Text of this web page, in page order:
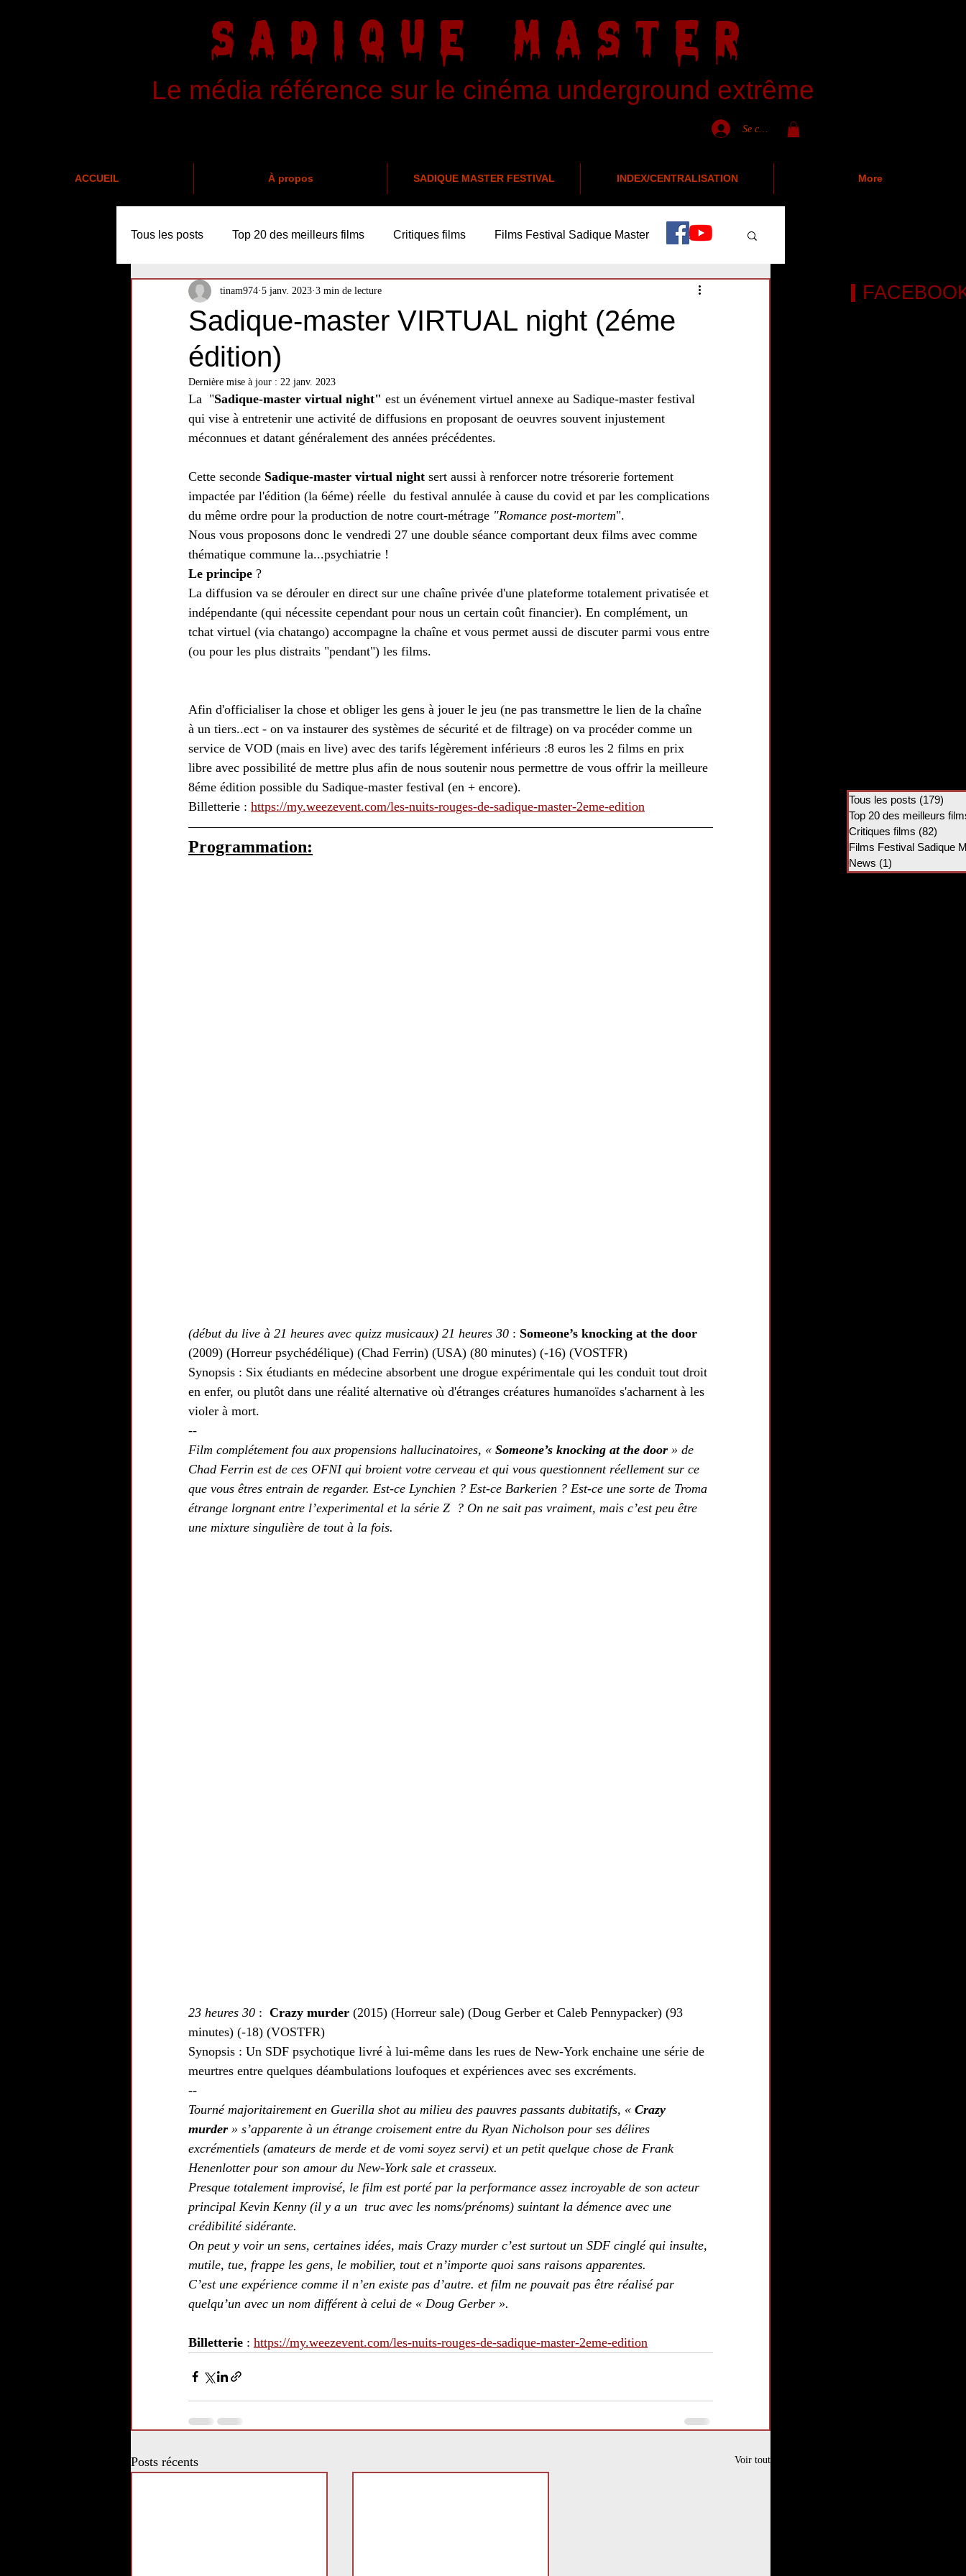
SADIQUE MASTER
Le média référence sur le cinéma underground extrême
Se connecter
ACCUEIL À propos SADIQUE MASTER FESTIVAL INDEX/CENTRALISATION More
Tous les posts Top 20 des meilleurs films Critiques films Films Festival Sadique Master News
Sadique-master VIRTUAL night (2éme
édition)
tinam974 5 janv. 2023 3 min de lecture
Dernière mise à jour : 22 janv. 2023
La  "Sadique-master virtual night" est un événement virtuel annexe au Sadique-master festival
qui vise à entretenir une activité de diffusions en proposant de oeuvres souvent injustement
méconnues et datant généralement des années précédentes.
Cette seconde Sadique-master virtual night sert aussi à renforcer notre trésorerie fortement
impactée par l'édition (la 6éme) réelle  du festival annulée à cause du covid et par les complications
du même ordre pour la production de notre court-métrage "Romance post-mortem".
Nous vous proposons donc le vendredi 27 une double séance comportant deux films avec comme
thématique commune la...psychiatrie !
Le principe ?
La diffusion va se dérouler en direct sur une chaîne privée d'une plateforme totalement privatisée et
indépendante (qui nécessite cependant pour nous un certain coût financier). En complément, un
tchat virtuel (via chatango) accompagne la chaîne et vous permet aussi de discuter parmi vous entre
(ou pour les plus distraits "pendant") les films.
Afin d'officialiser la chose et obliger les gens à jouer le jeu (ne pas transmettre le lien de la chaîne
à un tiers..ect - on va instaurer des systèmes de sécurité et de filtrage) on va procéder comme un
service de VOD (mais en live) avec des tarifs légèrement inférieurs :8 euros les 2 films en prix
libre avec possibilité de mettre plus afin de nous soutenir nous permettre de vous offrir la meilleure
8éme édition possible du Sadique-master festival (en + encore).
Billetterie : https://my.weezevent.com/les-nuits-rouges-de-sadique-master-2eme-edition
Programmation:
(début du live à 21 heures avec quizz musicaux) 21 heures 30 : Someone’s knocking at the door
(2009) (Horreur psychédélique) (Chad Ferrin) (USA) (80 minutes) (-16) (VOSTFR)
Synopsis : Six étudiants en médecine absorbent une drogue expérimentale qui les conduit tout droit
en enfer, ou plutôt dans une réalité alternative où d'étranges créatures humanoïdes s'acharnent à les
violer à mort.
--
Film complétement fou aux propensions hallucinatoires, « Someone’s knocking at the door » de
Chad Ferrin est de ces OFNI qui broient votre cerveau et qui vous questionnent réellement sur ce
que vous êtres entrain de regarder. Est-ce Lynchien ? Est-ce Barkerien ? Est-ce une sorte de Troma
étrange lorgnant entre l’experimental et la série Z  ? On ne sait pas vraiment, mais c’est peu être
une mixture singulière de tout à la fois.
23 heures 30 : Crazy murder (2015) (Horreur sale) (Doug Gerber et Caleb Pennypacker) (93
minutes) (-18) (VOSTFR)
Synopsis : Un SDF psychotique livré à lui-même dans les rues de New-York enchaine une série de
meurtres entre quelques déambulations loufoques et expériences avec ses excréments.
--
Tourné majoritairement en Guerilla shot au milieu des pauvres passants dubitatifs, « Crazy
murder » s’apparente à un étrange croisement entre du Ryan Nicholson pour ses délires
excrémentiels (amateurs de merde et de vomi soyez servi) et un petit quelque chose de Frank
Henenlotter pour son amour du New-York sale et crasseux.
Presque totalement improvisé, le film est porté par la performance assez incroyable de son acteur
principal Kevin Kenny (il y a un  truc avec les noms/prénoms) suintant la démence avec une
crédibilité sidérante.
On peut y voir un sens, certaines idées, mais Crazy murder c’est surtout un SDF cinglé qui insulte,
mutile, tue, frappe les gens, le mobilier, tout et n’importe quoi sans raisons apparentes.
C’est une expérience comme il n’en existe pas d’autre. et film ne pouvait pas être réalisé par
quelqu’un avec un nom différent à celui de « Doug Gerber ».
Billetterie : https://my.weezevent.com/les-nuits-rouges-de-sadique-master-2eme-edition
Posts récents Voir tout
Tous les posts (179)
Top 20 des meilleurs
Critiques films (82)
Films Festival Sadique
News (1)